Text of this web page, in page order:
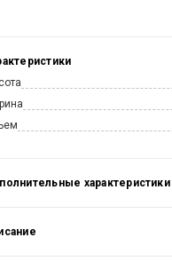
характеристики